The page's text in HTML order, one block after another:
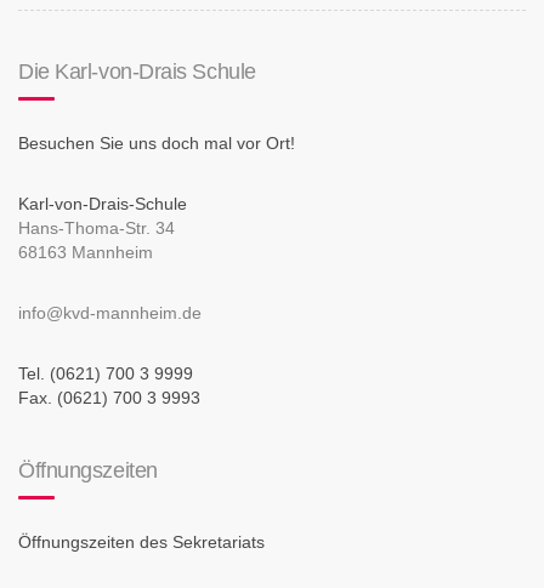
Die Karl-von-Drais Schule
Besuchen Sie uns doch mal vor Ort!
Karl-von-Drais-Schule
Hans-Thoma-Str. 34
68163 Mannheim
info@kvd-mannheim.de
Tel. (0621) 700 3 9999
Fax. (0621) 700 3 9993
Öffnungszeiten
Öffnungszeiten des Sekretariats